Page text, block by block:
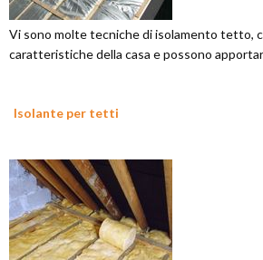
Vi sono molte tecniche di isolamento tetto,
caratteristiche della casa e possono
Isolante per tetti